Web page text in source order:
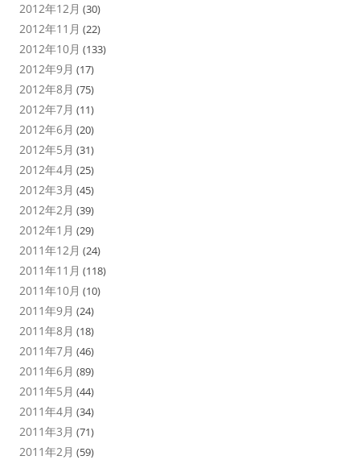
2012年12月 (30)
2012年11月 (22)
2012年10月 (133)
2012年9月 (17)
2012年8月 (75)
2012年7月 (11)
2012年6月 (20)
2012年5月 (31)
2012年4月 (25)
2012年3月 (45)
2012年2月 (39)
2012年1月 (29)
2011年12月 (24)
2011年11月 (118)
2011年10月 (10)
2011年9月 (24)
2011年8月 (18)
2011年7月 (46)
2011年6月 (89)
2011年5月 (44)
2011年4月 (34)
2011年3月 (71)
2011年2月 (59)